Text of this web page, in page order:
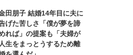
田朋子 結婚14年目に夫に
げた苦しさ「僕が夢を諦
れば」の提案も「夫婦が
人生をまっとうするため離